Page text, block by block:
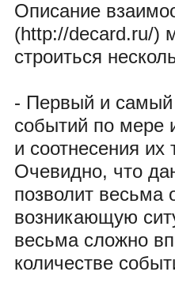
Описание
(http://decard.ru/)
строиться
- Первый и самый
событий по мере
и соотнесения их
Очевидно, что
позволит весьма
возникающую
весьма сложно
количестве